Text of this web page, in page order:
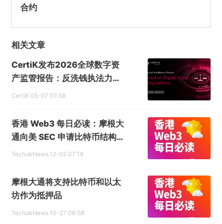
合约
相关文章
CertiK发布2026全球数字资
产监管报告：反洗钱执法力度
升级，智能合约审计成为准入
CertiK 05-07 07:58
香港 Web3 每日必读：摩根大
通向美 SEC 申请比特币结构化
票据产品，Polymarket 获批
TechubNews 12-02 07:19
摩根大通将支持比特币和以太
坊作为抵押品
TechubNews 10-27 08:58